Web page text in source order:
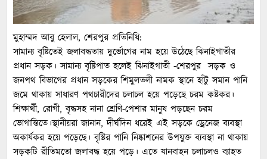
মুহাম্মদ আবু হেলাল, শেরপুর প্রতিনিধি:
সামান্য বৃষ্টিতেই জলাবদ্ধতায় দুর্ভোগের নাম হয়ে উঠেছে ঝিনাইগাতীর
প্রধান সড়ক। সামান্য বৃষ্টিপাত হলেই ঝিনাইগাতী -শেরপুর সড়ক ও
জনপথ বিভাগের প্রধান সড়কের শিমুলতলী নামক স্থানে হাঁটু সমান পানি
জমে থাকায় সাধারণ পথচারীদের চলাচল হয়ে পড়েছে চরম কষ্টকর।
শিক্ষার্থী, রোগী, বৃদ্ধসহ নানা শ্রেণি-পেশার মানুষ পড়ছেন চরম
ভোগান্তিতে।স্থানীয়রা জানান, দীর্ঘদিন ধরেই এই সড়কে ড্রেনেজ ব্যবস্থা
অকার্যকর হয়ে পড়েছে। বৃষ্টির পানি নিষ্কাশনের উপযুক্ত ব্যবস্থা না থাকায়
সড়কটি রীতিমতো জলাবদ্ধ হয়ে পড়ে। এতে যানবাহন চলাচলও ব্যাহত